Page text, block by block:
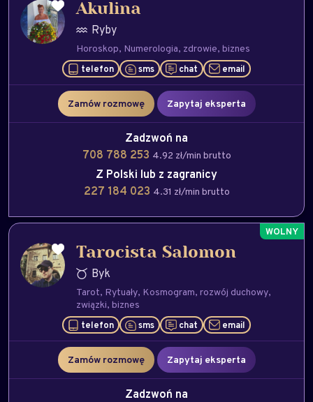
Akulina
Ryby
Horoskop Numerologia zdrowie biznes
telefon sms chat email
Zamów rozmowę Zapytaj eksperta
Zadzwoń na
708 788 253 4.92 zł/min brutto
Z Polski lub z zagranicy
227 184 023 4.31 zł/min brutto
Tarocista Salomon
Byk
Tarot Rytuały Kosmogram rozwój duchowy
związki biznes
telefon sms chat email
Zamów rozmowę Zapytaj eksperta
Zadzwoń na